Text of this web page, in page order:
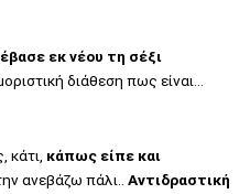
εκ νέου τη σέξι
διάθεση πως είναι…
κάτι, κάπως είπε και
ανεβάζω πάλι.. Αντιδραστική